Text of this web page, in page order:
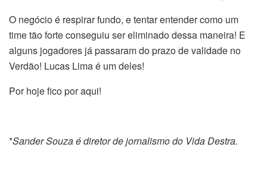
O negócio é respirar fundo, e tentar entender como um
time tão forte conseguiu ser eliminado dessa maneira! E
alguns jogadores já passaram do prazo de validade no
Verdão! Lucas Lima é um deles!
Por hoje fico por aqui!
*Sander Souza é diretor de jornalismo do Vida Destra.